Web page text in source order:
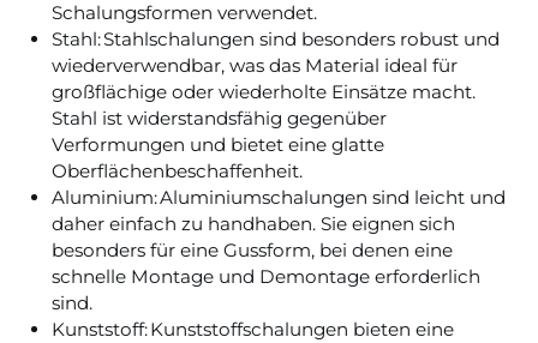
Schalungsformen verwendet.
Stahl: Stahlschalungen sind besonders robust und
wiederverwendbar, was das Material ideal für
großflächige oder wiederholte Einsätze macht.
Stahl ist widerstandsfähig gegenüber
Verformungen und bietet eine glatte
Oberflächenbeschaffenheit.
Aluminium: Aluminiumschalungen sind leicht und
daher einfach zu handhaben. Sie eignen sich
besonders für eine Gussform, bei denen eine
schnelle Montage und Demontage erforderlich
sind.
Kunststoff: Kunststoffschalungen bieten eine